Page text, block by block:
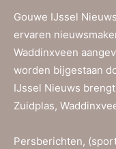
Gouwe IJssel
ervaren
Waddinxveen
worden bijgestaan
IJssel Nieuws
Zuidplas,
Persberichten,